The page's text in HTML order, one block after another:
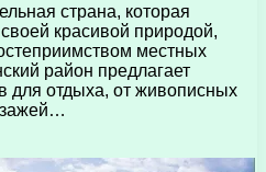
страна, которая
красивой природой,
местных
район предлагает
для отдыха, от живописных